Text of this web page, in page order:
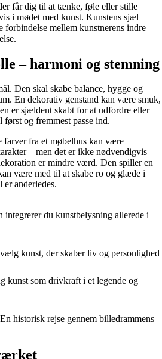
får dig til at tænke, føle eller stille
i mødet med kunst. Kunstens sjæl
forbindelse mellem kunstnerens indre
– harmoni og stemning
Den skal skabe balance, hygge og
En dekorativ genstand kan være smuk,
er sjældent skabt for at udfordre eller
og fremmest passe ind.
farver fra et møbelhus kan være
– men det er ikke nødvendigvis
er mindre værd. Den spiller en
være med til at skabe ro og glæde i
er anderledes.
integrerer du kunstbelysning allerede i
kunst, der skaber liv og personlighed
kunst som drivkraft i et legende og
historisk rejse gennem billedrammens